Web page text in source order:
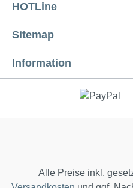
HOTLine
Sitemap
Information
Alle Preise inkl.